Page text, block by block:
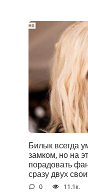
Билык всегда
замком, но на
порадовать
сразу двух
0 11.1к.